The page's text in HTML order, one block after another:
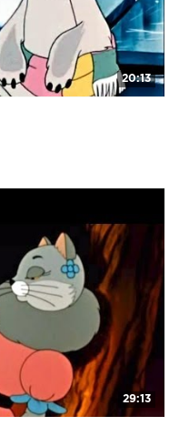
20:13
29:13